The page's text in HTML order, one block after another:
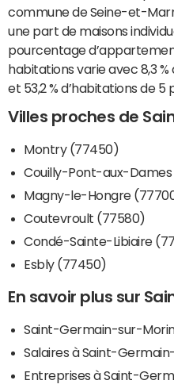
commune de Seine-et-
une part de maisons
pourcentage
habitations varie avec 8,3 %
et 53,2 % d’habitations de 5
Villes proches de
Montry (77450)
Couilly-Pont-aux-
Magny-le-Hongre
Coutevroult (77580)
Condé-Sainte-Libiaire
Esbly (77450)
En savoir plus sur
Saint-Germain-sur-
Salaires à Saint-
Entreprises à Saint-